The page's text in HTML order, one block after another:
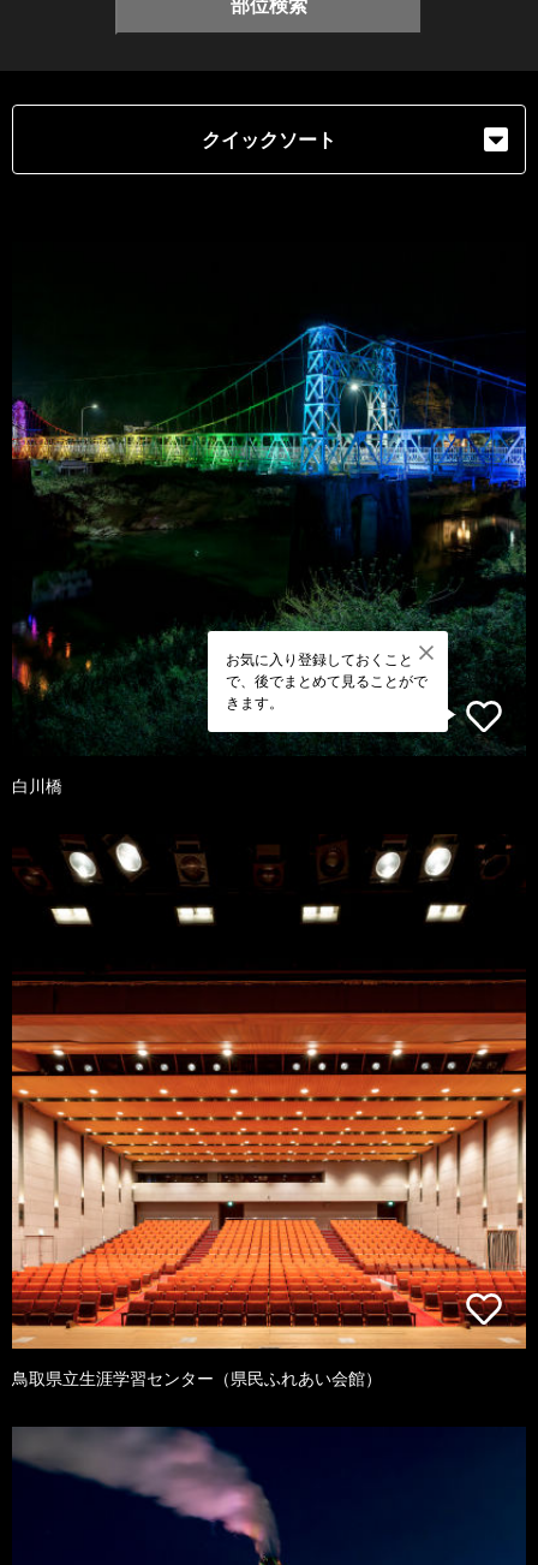
クイックソート
お気に入り登録しておくこと
で、後でまとめて見ることがで
きます。
白川橋
鳥取県立生涯学習センター（県民ふれあい会館）